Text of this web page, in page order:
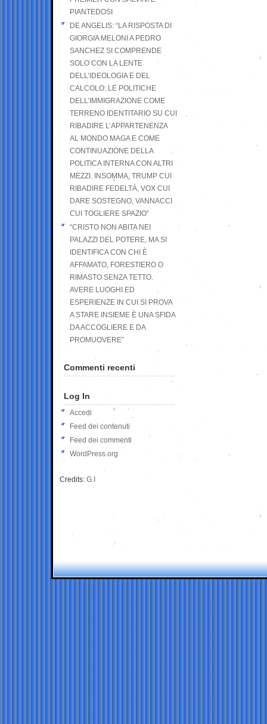
PIANTEDOSI
DE ANGELIS: “LA RISPOSTA DI
GIORGIA MELONI A PEDRO
SANCHEZ SI COMPRENDE
SOLO CON LA LENTE
DELL’IDEOLOGIA E DEL
CALCOLO: LE POLITICHE
DELL’IMMIGRAZIONE COME
TERRENO IDENTITARIO SU CUI
RIBADIRE L’APPARTENENZA
AL MONDO MAGA E COME
CONTINUAZIONE DELLA
POLITICA INTERNA CON ALTRI
MEZZI. INSOMMA, TRUMP CUI
RIBADIRE FEDELTÀ, VOX CUI
DARE SOSTEGNO, VANNACCI
CUI TOGLIERE SPAZIO”
“CRISTO NON ABITA NEI
PALAZZI DEL POTERE, MA SI
IDENTIFICA CON CHI È
AFFAMATO, FORESTIERO O
RIMASTO SENZA TETTO.
AVERE LUOGHI ED
ESPERIENZE IN CUI SI PROVA
A STARE INSIEME È UNA SFIDA
DA ACCOGLIERE E DA
PROMUOVERE”
Commenti recenti
Log In
Accedi
Feed dei contenuti
Feed dei commenti
WordPress.org
Credits: G.I